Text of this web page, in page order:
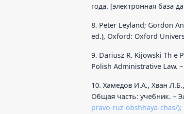
года. [электронная база
8. Peter Leyland; Gordon
ed.), Oxford: Oxford
9. Dariusz R. Kijowski Th e
Polish Administrative Law.
10. Хамедов И.А., Хван
Общая часть: учебник. –
pravo-ruz-obshhaya-chas/);